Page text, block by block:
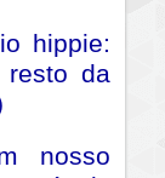
hippie:
da
nosso